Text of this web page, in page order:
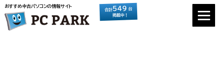
おすすめ中古パソコンの情報サイト
合計549 台
掲載中！